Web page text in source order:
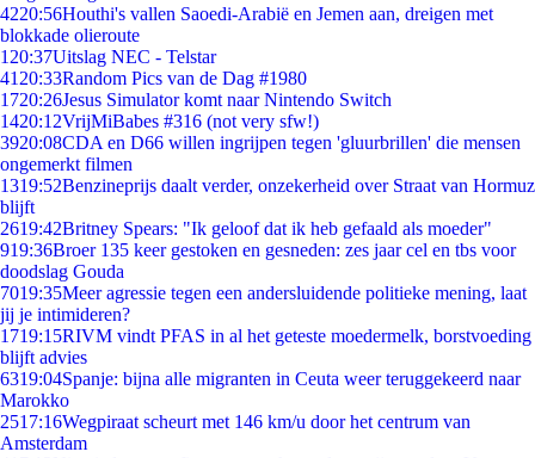
4220:56Houthi's vallen Saoedi-Arabië en Jemen aan, dreigen met
blokkade olieroute
1 20:37Uitslag NEC - Telstar
41 20:33Random Pics van de Dag #1980
1720:26Jesus Simulator komt naar Nintendo Switch
1420:12VrijMiBabes #316 (not very sfw!)
3920:08CDA en D66 willen ingrijpen tegen 'gluurbrillen' die mensen
ongemerkt filmen
1319:52Benzineprijs daalt verder, onzekerheid over Straat van Hormuz
blijft
2619:42Britney Spears: "Ik geloof dat ik heb gefaald als moeder"
919:36Broer 135 keer gestoken en gesneden: zes jaar cel en tbs voor
doodslag Gouda
7019:35Meer agressie tegen een andersluidende politieke mening, laat
jij je intimideren?
1719:15RIVM vindt PFAS in al het geteste moedermelk, borstvoeding
blijft advies
6319:04Spanje: bijna alle migranten in Ceuta weer teruggekeerd naar
Marokko
2517:16Wegpiraat scheurt met 146 km/u door het centrum van
Amsterdam